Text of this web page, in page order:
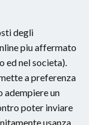
degli
piu affermato
ed nel societa).
a preferenza
adempiere un
poter inviare
usanza